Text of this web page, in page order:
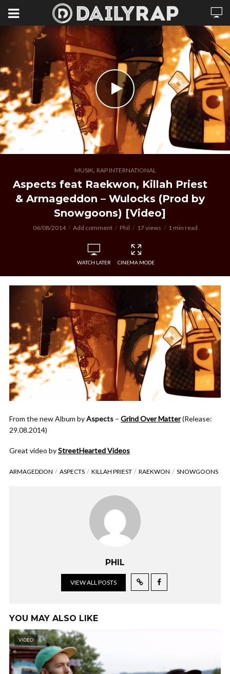
MUSIK, RAP INTERNATIONAL
Aspects feat Raekwon, Killah Priest
& Armageddon – Wulocks (Prod by
Snowgoons) [Video]
06/08/2014 Add comment Phil 17 views 1 min read
WATCH LATER CINEMA MODE
From the new Album byAspects – Grind Over Matter(Release:
29.08.2014)
Great video byStreetHearted Videos
ARMAGEDDON ASPECTS KILLAH PRIEST RAEKWON SNOWGOONS
PHIL
VIEW ALL POSTS
YOU MAY ALSO LIKE
VIDEO